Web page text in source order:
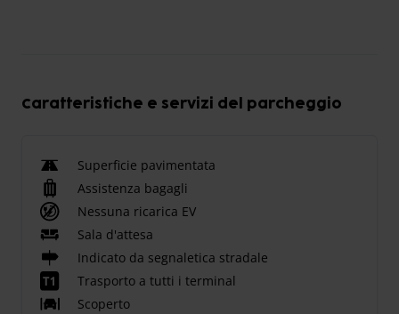
Caratteristiche e servizi del parcheggio
Superficie pavimentata
Assistenza bagagli
Nessuna ricarica EV
Sala d'attesa
Indicato da segnaletica stradale
Trasporto a tutti i terminal
Scoperto